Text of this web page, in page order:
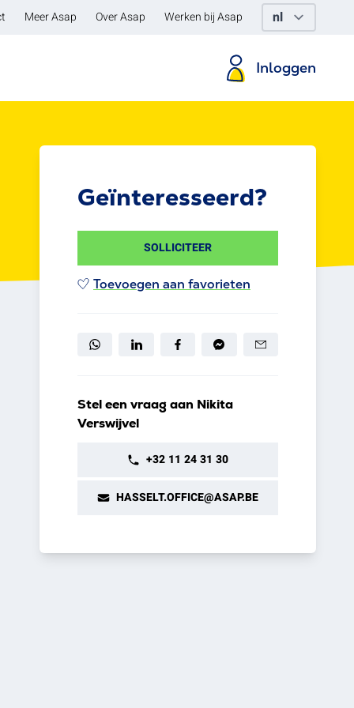
Meer Asap Over Asap Werken bij Asap
Inloggen
Geïnteresseerd?
SOLLICITEER
Toevoegen aan favorieten
Stel een vraag aan Nikita
Verswijvel
+32 11 24 31 30
HASSELT.OFFICE@ASAP.BE